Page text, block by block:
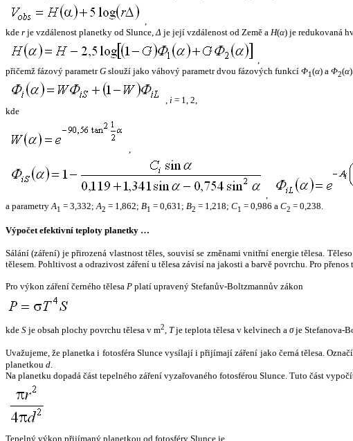
,
kde r je vzdálenost planetky od Slunce,Δ je její vzdálenost od Země a H(α) je redukovaná
,
přičemž fázový parametrG slouží jako váhový parametr dvou fázových funkcí Φ1(α) a Φ2(α
, i = 1, 2,
kde
,
,
a parametryA1 = 3,332;A2 = 1,862; B1 = 0,631; B2 = 1,218; C1 = 0,986 a C2 = 0,238.
Výpočet efektivní teploty planetky …
Sálání (záření) je přirozená vlastnost těles, souvisí se změnami vnitřní energie tělesa.
tělesem. Pohltivost a odrazivost záření u tělesa závisí na jakosti a barvě povrchu. Pro
Pro výkon záření černého tělesa P platí upravený Stefanův-Boltzmannův zákon
kde S je obsah plochy povrchu tělesa v m2, Tje teplota tělesa v kelvinech a σje Stefanova-
Uvažujeme, že planetka i fotosféra Slunce vysílají i přijímají záření jako černá tělesa.
planetkou d.
Na planetku dopadá část tepelného záření vyzařovaného fotosférou Slunce. Tuto část
Tepelný výkon přijímaný planetkou od fotosféry Slunce je